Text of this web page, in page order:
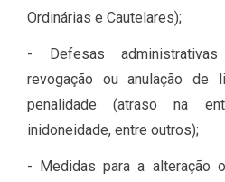
Ordinárias e Cautelares);
- Defesas
revogação ou anulação de
penalidade (atraso na
inidoneidade, entre outros);
- Medidas para a alteração